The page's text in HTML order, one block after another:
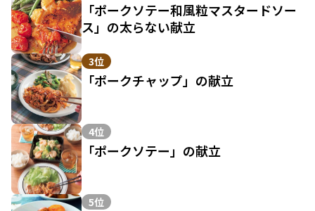
「ポークソテー和風粒マスタードソー
ス」の太らない献立
3位
「ポークチャップ」の献立
4位
「ポークソテー」の献立
5位